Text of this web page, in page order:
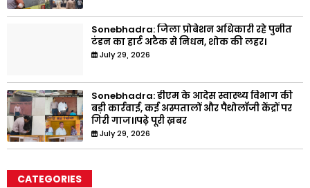
Sonebhadra: जिला प्रोबेशन अधिकारी रहे पुनीत
टंडन का हार्ट अटैक से निधन, शोक की लहर।
July 29, 2026
Sonebhadra: डीएम के आदेस स्वास्थ्य विभाग की
बड़ी कार्रवाई, कई अस्पतालों और पैथोलॉजी केंद्रों पर
गिरी गाज।।पढ़े पूरी ख़बर
July 29, 2026
CATEGORIES